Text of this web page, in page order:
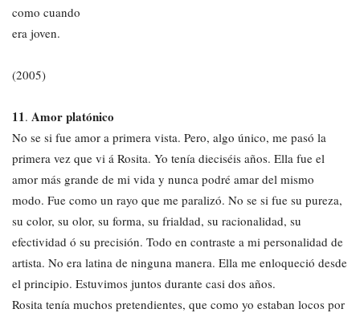
como cuando
era joven.
(2005)
11. Amor platónico
No se si fue amor a primera vista. Pero, algo único, me pasó la
primera vez que vi á Rosita. Yo tenía dieciséis años. Ella fue el
amor más grande de mi vida y nunca podré amar del mismo
modo. Fue como un rayo que me paralizó. No se si fue su pureza,
su color, su olor, su forma, su frialdad, su racionalidad, su
efectividad ó su precisión. Todo en contraste a mi personalidad de
artista. No era latina de ninguna manera. Ella me enloqueció desde
el principio. Estuvimos juntos durante casi dos años.
Rosita tenía muchos pretendientes, que como yo estaban locos por